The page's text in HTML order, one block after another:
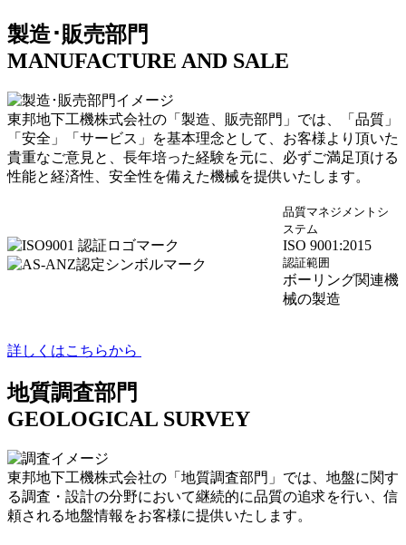
製造･販売部門
MANUFACTURE AND SALE
東邦地下工機株式会社の「製造、販売部門」では、「品質」
「安全」「サービス」を基本理念として、お客様より頂いた
貴重なご意見と、長年培った経験を元に、必ずご満足頂ける
性能と経済性、安全性を備えた機械を提供いたします。
品質マネジメントシ
ステム
ISO 9001:2015
認証範囲
ボーリング関連機
械の製造
詳しくはこちらから
地質調査部門
GEOLOGICAL SURVEY
東邦地下工機株式会社の「地質調査部門」では、地盤に関す
る調査・設計の分野において継続的に品質の追求を行い、信
頼される地盤情報をお客様に提供いたします。